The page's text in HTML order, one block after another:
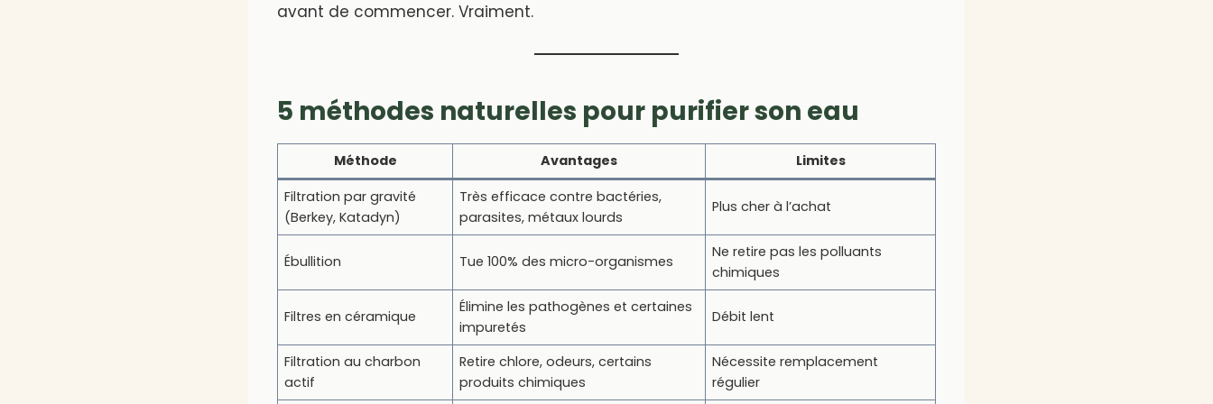
avant de commencer. Vraiment.
5 méthodes naturelles pour purifier son eau
Méthode Avantages
Limites
Filtration par gravité
(Berkey, Katadyn)
Très efficace contre bactéries,
parasites, métaux lourds
Plus cher à l’achat
Ébullition Tue 100% des micro-organismes
Ne retire pas les polluants
chimiques
Filtres en céramique
Élimine les pathogènes et certaines
impuretés
Débit lent
Filtration au charbon
actif
Retire chlore, odeurs, certains
produits chimiques
Nécessite remplacement
régulier